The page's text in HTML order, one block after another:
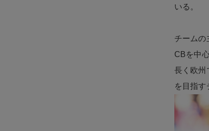
いる。
チームの
CBを中
長く欧州
を目指す